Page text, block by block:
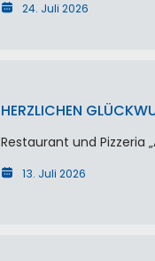
24. Juli 2026
HERZLICHEN
Restaurant und Pizzeria
13. Juli 2026